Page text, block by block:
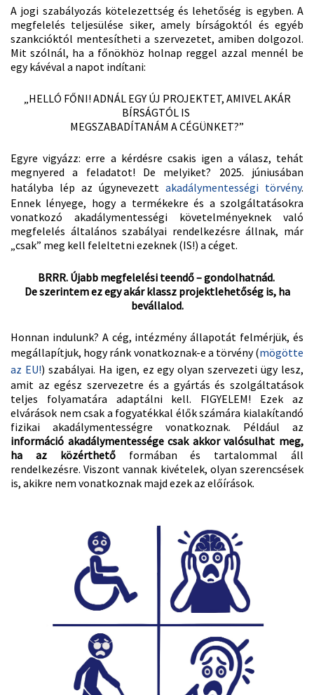
A jogi szabályozás kötelezettség és lehetőség is egyben. A
megfelelés teljesülése siker, amely bírságoktól és egyéb
szankcióktól mentesítheti a szervezetet, amiben dolgozol.
Mit szólnál, ha a főnökhöz holnap reggel azzal mennél be
egy kávéval a napot indítani:
„HELLÓ FŐNI! ADNÁL EGY ÚJ PROJEKTET, AMIVEL AKÁR
BÍRSÁGTÓL IS
MEGSZABADÍTANÁM A CÉGÜNKET?”
Egyre vigyázz: erre a kérdésre csakis igen a válasz, tehát
megnyered a feladatot! De melyiket? 2025. júniusában
hatályba lép az úgynevezett akadálymentességi törvény.
Ennek lényege, hogy a termékekre és a szolgáltatásokra
vonatkozó akadálymentességi követelményeknek való
megfelelés általános szabályai rendelkezésre állnak, már
„csak” meg kell feleltetni ezeknek (IS!) a céget.
BRRR. Újabb megfelelési teendő – gondolhatnád.
De szerintem ez egy akár klassz projektlehetőség is, ha
bevállalod.
Honnan indulunk? A cég, intézmény állapotát felmérjük, és
megállapítjuk, hogy ránk vonatkoznak-e a törvény (mögötte
az EU!) szabályai. Ha igen, ez egy olyan szervezeti ügy lesz,
amit az egész szervezetre és a gyártás és szolgáltatások
teljes folyamatára adaptálni kell. FIGYELEM! Ezek az
elvárások nem csak a fogyatékkal élők számára kialakítandó
fizikai akadálymentességre vonatkoznak. Például az
információ akadálymentessége csak akkor valósulhat meg,
ha az közérthetőformában és tartalommal áll
rendelkezésre. Viszont vannak kivételek, olyan szerencsések
is, akikre nem vonatkoznak majd ezek az előírások.